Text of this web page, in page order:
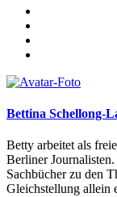
Bettina Schellong-
Betty arbeitet als
Berliner
Sachbücher zu den
Gleichstellung allein